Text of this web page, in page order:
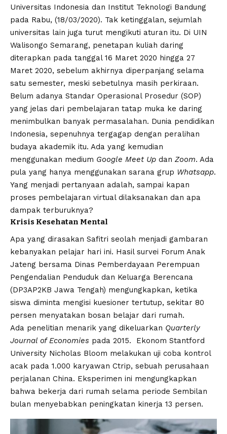
Universitas Indonesia dan Institut Teknologi Bandung
pada Rabu, (18/03/2020). Tak ketinggalan, sejumlah
universitas lain juga turut mengikuti aturan itu. Di UIN
Walisongo Semarang, penetapan kuliah daring
diterapkan pada tanggal 16 Maret 2020 hingga 27
Maret 2020, sebelum akhirnya diperpanjang selama
satu semester, meski sebetulnya masih perkiraan.
Belum adanya Standar Operasional Prosedur (SOP)
yang jelas dari pembelajaran tatap muka ke daring
menimbulkan banyak permasalahan. Dunia pendidikan
Indonesia, sepenuhnya tergagap dengan peralihan
budaya akademik itu. Ada yang kemudian
menggunakan medium Google Meet Up dan Zoom. Ada
pula yang hanya menggunakan sarana grup Whatsapp.
Yang menjadi pertanyaan adalah, sampai kapan
proses pembelajaran virtual dilaksanakan dan apa
dampak terburuknya?
Krisis Kesehatan Mental
Apa yang dirasakan Safitri seolah menjadi gambaran
kebanyakan pelajar hari ini. Hasil survei Forum Anak
Jateng bersama Dinas Pemberdayaan Perempuan
Pengendalian Penduduk dan Keluarga Berencana
(DP3AP2KB Jawa Tengah) mengungkapkan, ketika
siswa diminta mengisi kuesioner tertutup, sekitar 80
persen menyatakan bosan belajar dari rumah.
Ada penelitian menarik yang dikeluarkan Quarterly
Journal of Economies pada 2015. Ekonom Stantford
University Nicholas Bloom melakukan uji coba kontrol
acak pada 1.000 karyawan Ctrip, sebuah perusahaan
perjalanan China. Eksperimen ini mengungkapkan
bahwa bekerja dari rumah selama periode Sembilan
bulan menyebabkan peningkatan kinerja 13 persen.